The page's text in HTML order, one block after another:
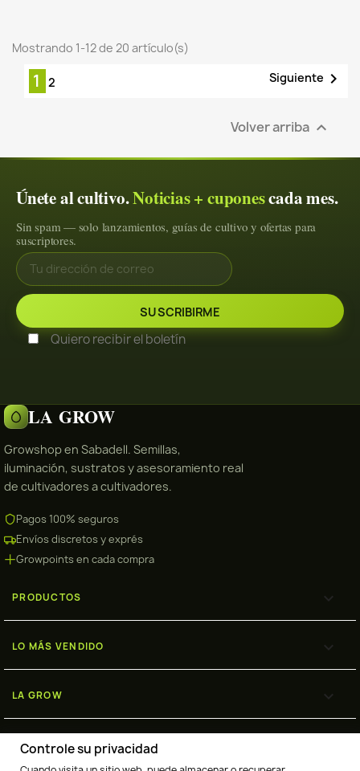
Mostrando 1-12 de 20 artículo(s)
1 2 Siguiente 
Volver arriba 
Únete al cultivo.Noticias + cuponescada mes.
Sin spam — solo lanzamientos, guías de cultivo y ofertas para
suscriptores.
Quiero recibir el boletín
LA GROW
Growshop en Sabadell. Semillas,
iluminación, sustratos y asesoramiento real
de cultivadores a cultivadores.
Pagos 100% seguros
Envíos discretos y exprés
Growpoints en cada compra
PRODUCTOS 
LO MÁS VENDIDO 
LA GROW 
ENVÍOS
Controle su privacidad